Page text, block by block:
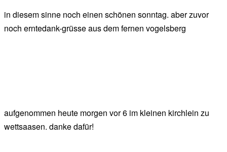
in diesem sinne noch einen schönen sonntag. aber zuvor
noch erntedank-grüsse aus dem fernen vogelsberg
aufgenommen heute morgen vor 6 im kleinen kirchlein zu
wettsaasen. danke dafür!